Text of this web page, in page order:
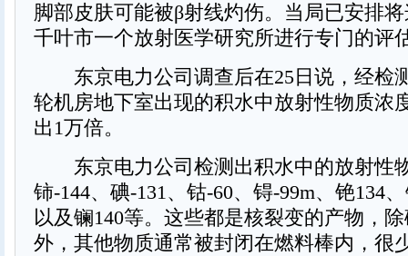
脚部皮肤可能被β射线灼伤。当局已安排
千叶市一个放射医学研究所进行专门的评
东京电力公司调查后在25日说，经检
轮机房地下室出现的积水中放射性物质浓
出1万倍。
东京电力公司检测出积水中的放射性
铈-144、碘-131、钴-60、锝-99m、铯134
以及镧140等。这些都是核裂变的产物，除
外，其他物质通常被封闭在燃料棒内，很